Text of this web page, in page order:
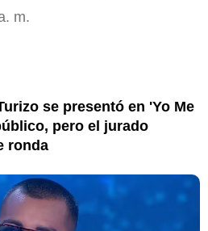
m.
se presentó en 'Yo Me
pero el jurado
ronda